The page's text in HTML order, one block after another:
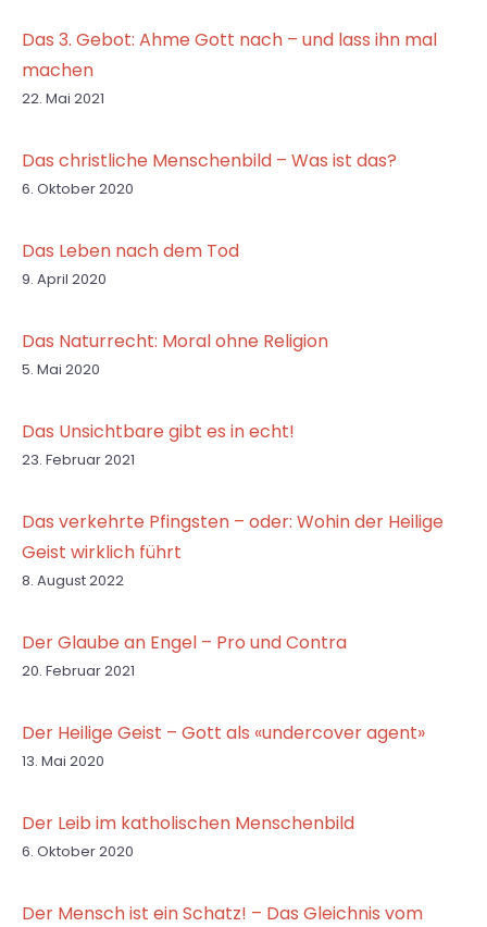
Das 3. Gebot: Ahme Gott nach – und lass ihn mal
machen
22. Mai 2021
Das christliche Menschenbild – Was ist das?
6. Oktober 2020
Das Leben nach dem Tod
9. April 2020
Das Naturrecht: Moral ohne Religion
5. Mai 2020
Das Unsichtbare gibt es in echt!
23. Februar 2021
Das verkehrte Pfingsten – oder: Wohin der Heilige
Geist wirklich führt
8. August 2022
Der Glaube an Engel – Pro und Contra
20. Februar 2021
Der Heilige Geist – Gott als «undercover agent»
13. Mai 2020
Der Leib im katholischen Menschenbild
6. Oktober 2020
Der Mensch ist ein Schatz! – Das Gleichnis vom